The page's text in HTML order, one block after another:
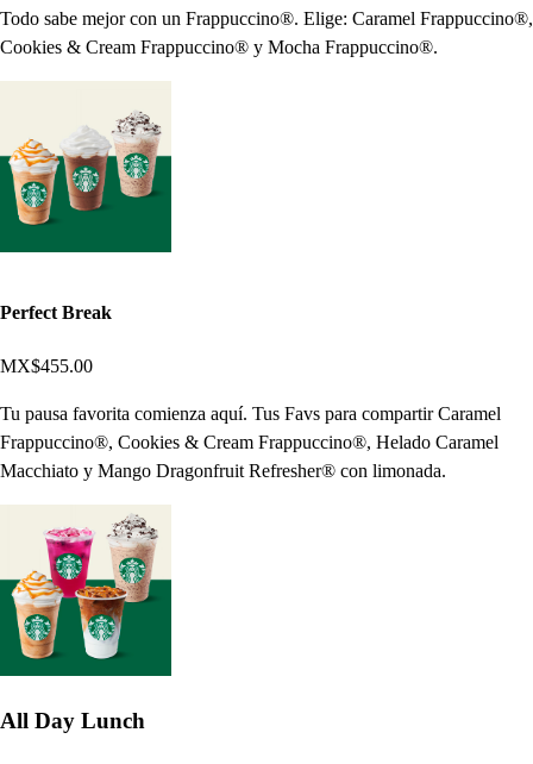
Todo sabe mejor con un Frappuccino®. Elige: Caramel Frappuccino®,
Cookies & Cream Frappuccino® y Mocha Frappuccino®.
Perfect Break
MX$455.00
Tu pausa favorita comienza aquí. Tus Favs para compartir Caramel
Frappuccino®, Cookies & Cream Frappuccino®, Helado Caramel
Macchiato y Mango Dragonfruit Refresher® con limonada.
All Day Lunch